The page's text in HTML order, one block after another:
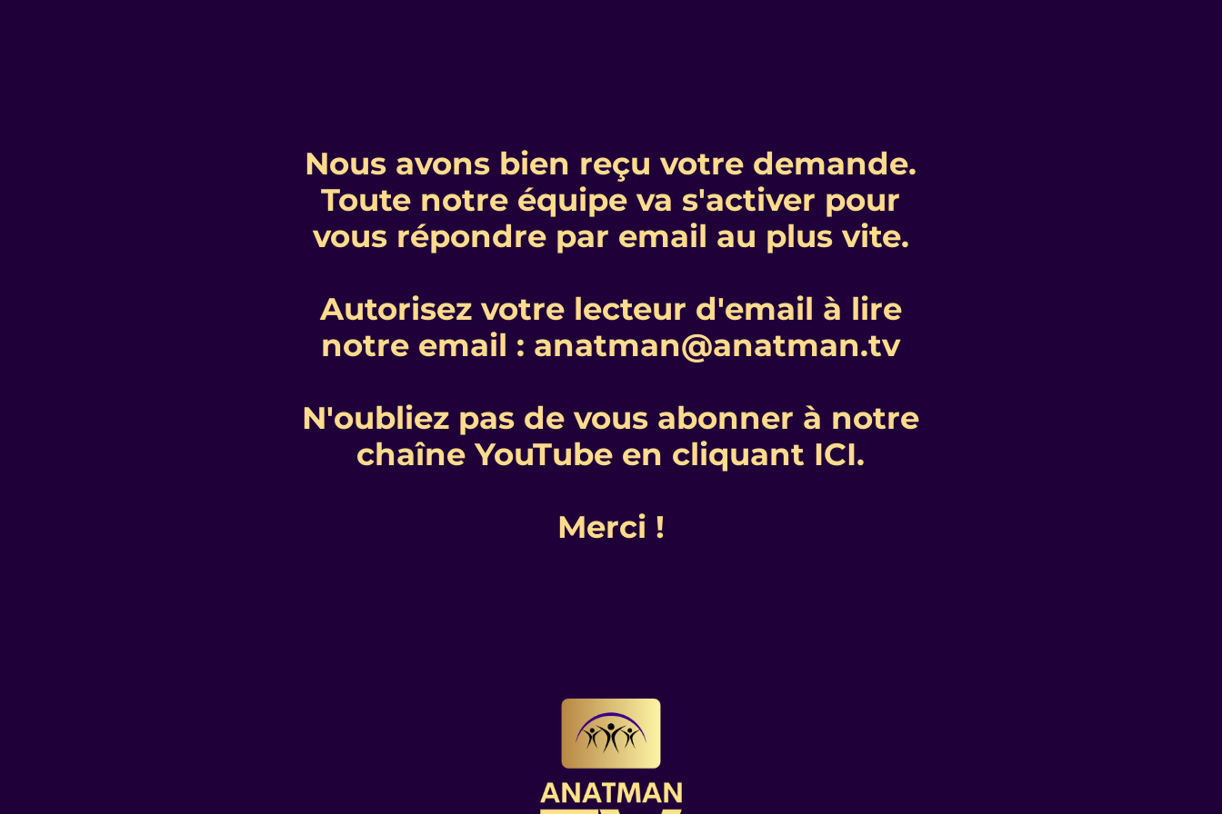
Nous avons bien reçu votre demande.
Toute notre équipe va s'activer pour
vous répondre par email au plus vite.
Autorisez votre lecteur d'email à lire
notre email : anatman@anatman.tv
N'oubliez pas de vous abonner à notre
chaîne YouTube en cliquant ICI.
Merci !